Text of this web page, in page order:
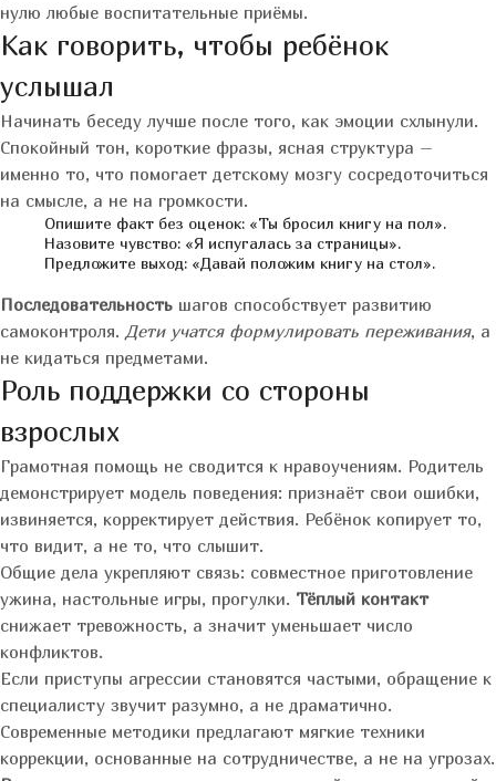
нулю любые воспитательные приёмы.
Как говорить, чтобы ребёнок
услышал
Начинать беседу лучше после того, как эмоции схлынули.
Спокойный тон, короткие фразы, ясная структура –
именно то, что помогает детскому мозгу сосредоточиться
на смысле, а не на громкости.
Опишите факт без оценок: «Ты бросил книгу на пол».
Назовите чувство: «Я испугалась за страницы».
Предложите выход: «Давай положим книгу на стол».
Последовательность шагов способствует развитию
самоконтроля. Дети учатся формулировать переживания, а
не кидаться предметами.
Роль поддержки со стороны
взрослых
Грамотная помощь не сводится к нравоучениям. Родитель
демонстрирует модель поведения: признаёт свои ошибки,
извиняется, корректирует действия. Ребёнок копирует то,
что видит, а не то, что слышит.
Общие дела укрепляют связь: совместное приготовление
ужина, настольные игры, прогулки. Тёплый контакт
снижает тревожность, а значит уменьшает число
конфликтов.
Если приступы агрессии становятся частыми, обращение к
специалисту звучит разумно, а не драматично.
Современные методики предлагают мягкие техники
коррекции, основанные на сотрудничестве, а не на угрозах.